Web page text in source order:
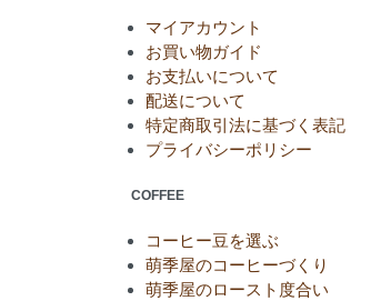
マイアカウント
お買い物ガイド
お支払いについて
配送について
特定商取引法に基づく表記
プライバシーポリシー
COFFEE
コーヒー豆を選ぶ
萌季屋のコーヒーづくり
萌季屋のロースト度合い